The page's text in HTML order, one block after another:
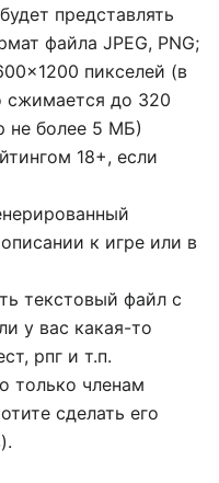
представлять
файла JPEG, PNG;
пикселей (в
сжимается до 320
не более 5 МБ)
18+, если
к игре или в
текстовый файл с
у вас какая-то
рпг и т.п.
только членам
сделать его